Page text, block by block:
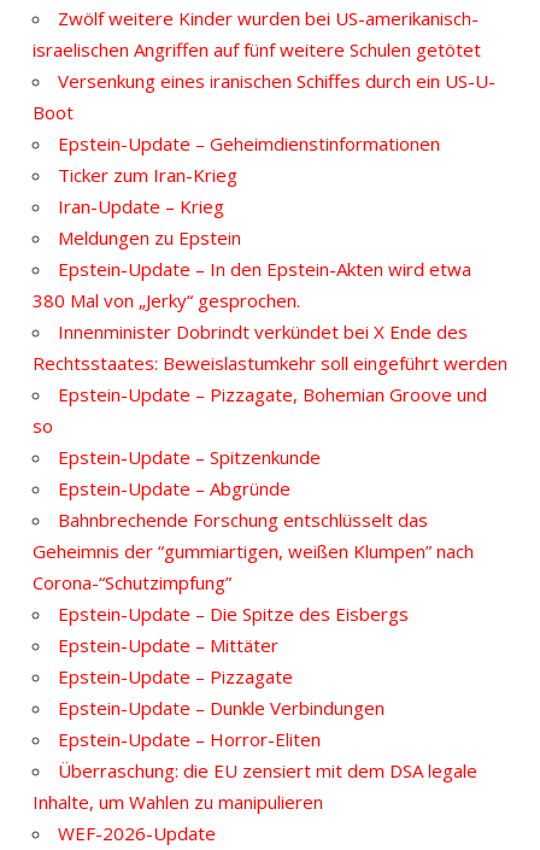
Zwölf weitere Kinder wurden bei US-amerikanisch-
israelischen Angriffen auf fünf weitere Schulen getötet
Versenkung eines iranischen Schiffes durch ein US-U-
Boot
Epstein-Update – Geheimdienstinformationen
Ticker zum Iran-Krieg
Iran-Update – Krieg
Meldungen zu Epstein
Epstein-Update – In den Epstein-Akten wird etwa
380 Mal von „Jerky“ gesprochen.
Innenminister Dobrindt verkündet bei X Ende des
Rechtsstaates: Beweislastumkehr soll eingeführt werden
Epstein-Update – Pizzagate, Bohemian Groove und
so
Epstein-Update – Spitzenkunde
Epstein-Update – Abgründe
Bahnbrechende Forschung entschlüsselt das
Geheimnis der “gummiartigen, weißen Klumpen” nach
Corona-“Schutzimpfung”
Epstein-Update – Die Spitze des Eisbergs
Epstein-Update – Mittäter
Epstein-Update – Pizzagate
Epstein-Update – Dunkle Verbindungen
Epstein-Update – Horror-Eliten
Überraschung: die EU zensiert mit dem DSA legale
Inhalte, um Wahlen zu manipulieren
WEF-2026-Update